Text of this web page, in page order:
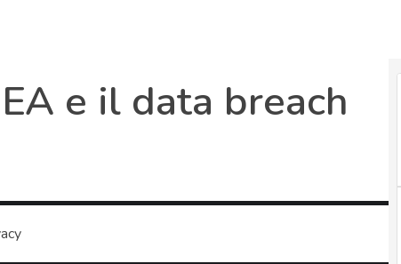
e il data breach